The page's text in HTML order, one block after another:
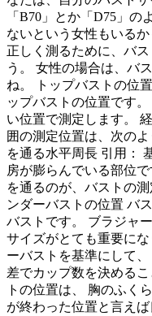
「B70」とか「D75」
ないという女性もいる
正しく測るために、バ
う。 女性の場合は、バ
ね。 トップバストの位
ップバストの位置です
い位置で測定します。
囲の測定位置は、次の
を通る水平周長 引用：
房が膨らんでいる部位
を通るのが、バストの
ンダーバストの位置 バ
バストです。 ブラジャ
サイズがとても重要に
ーバストを基準にして
差でカップ数を決める
トの位置は、 胸のふく
が終わった位置と言え